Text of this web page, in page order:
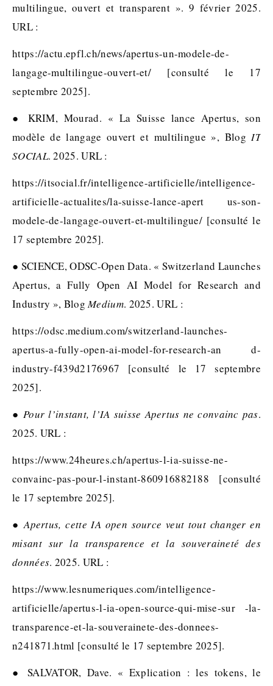
multilingue, ouvert et transparent ». 9 février 2025.
URL :
https://actu.epfl.ch/news/apertus-un-modele-de-
langage-multilingue-ouvert-et/ [consulté le 17
septembre 2025].
● KRIM, Mourad. « La Suisse lance Apertus, son
modèle de langage ouvert et multilingue », BlogIT
SOCIAL. 2025. URL :
https://itsocial.fr/intelligence-artificielle/intelligence-
artificielle-actualites/la-suisse-lance-apert us-son-
modele-de-langage-ouvert-et-multilingue/ [consulté le
17 septembre 2025].
● SCIENCE, ODSC-Open Data. « Switzerland Launches
Apertus, a Fully Open AI Model for Research and
Industry », BlogMedium. 2025. URL :
https://odsc.medium.com/switzerland-launches-
apertus-a-fully-open-ai-model-for-research-an d-
industry-f439d2176967 [consulté le 17 septembre
2025].
●Pour l’instant, l’IA suisse Apertus ne convainc pas.
2025. URL :
https://www.24heures.ch/apertus-l-ia-suisse-ne-
convainc-pas-pour-l-instant-860916882188 [consulté
le 17 septembre 2025].
●Apertus, cette IA open source veut tout changer en
misant sur la transparence et la souveraineté des
données. 2025. URL :
https://www.lesnumeriques.com/intelligence-
artificielle/apertus-l-ia-open-source-qui-mise-sur -la-
transparence-et-la-souverainete-des-donnees-
n241871.html [consulté le 17 septembre 2025].
● SALVATOR, Dave. « Explication : les tokens, le